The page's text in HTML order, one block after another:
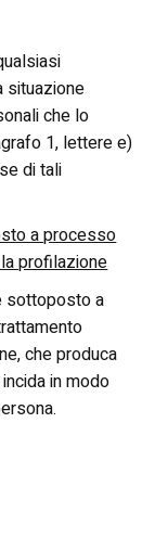
situazione
che lo
1, lettere e)
di tali
a processo
profilazione
sottoposto a
che produca
in modo